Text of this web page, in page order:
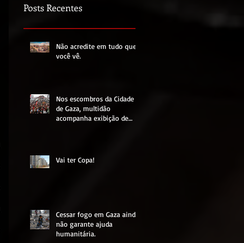
EM GAZA.
Posts Recentes
Não acredite em tudo que
você vê.
Nos escombros da Cidade
de Gaza, multidão
acompanha exibição de
Vai ter Copa!
Cessar fogo em Gaza ainda
não garante ajuda
humanitária.